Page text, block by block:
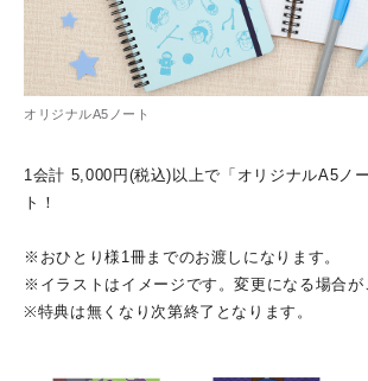
オリジナルA5ノート
1会計 5,000円(税込)以上で「オリジナルA5ノ
ト！
※おひとり様1冊までのお渡しになります。
※イラストはイメージです。変更になる場合が
※特典は無くなり次第終了となります。